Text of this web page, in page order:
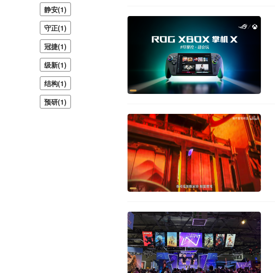
静安(1)
守正(1)
冠捷(1)
级新(1)
结构(1)
预研(1)